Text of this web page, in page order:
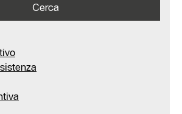
Cerca